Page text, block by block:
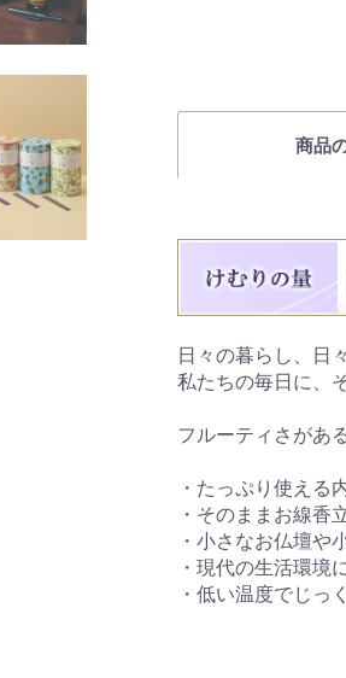
商品
日々の暮らし、日
私たちの毎日に、
フルーティさがあ
・たっぷり使える
・そのままお線香
・小さなお仏壇や
・現代の生活環境
・低い温度でじっ